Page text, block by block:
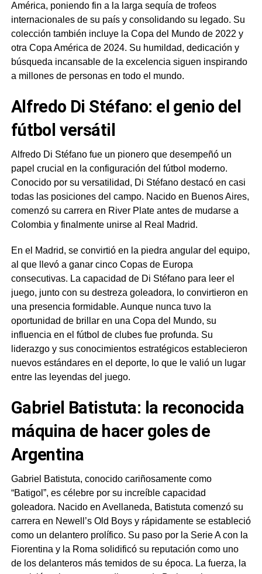
América, poniendo fin a la larga sequía de trofeos
internacionales de su país y consolidando su legado. Su
colección también incluye la Copa del Mundo de 2022 y
otra Copa América de 2024. Su humildad, dedicación y
búsqueda incansable de la excelencia siguen inspirando
a millones de personas en todo el mundo.
Alfredo Di Stéfano: el genio del
fútbol versátil
Alfredo Di Stéfano fue un pionero que desempeñó un
papel crucial en la configuración del fútbol moderno.
Conocido por su versatilidad, Di Stéfano destacó en casi
todas las posiciones del campo. Nacido en Buenos Aires,
comenzó su carrera en River Plate antes de mudarse a
Colombia y finalmente unirse al Real Madrid.
En el Madrid, se convirtió en la piedra angular del equipo,
al que llevó a ganar cinco Copas de Europa
consecutivas. La capacidad de Di Stéfano para leer el
juego, junto con su destreza goleadora, lo convirtieron en
una presencia formidable. Aunque nunca tuvo la
oportunidad de brillar en una Copa del Mundo, su
influencia en el fútbol de clubes fue profunda. Su
liderazgo y sus conocimientos estratégicos establecieron
nuevos estándares en el deporte, lo que le valió un lugar
entre las leyendas del juego.
Gabriel Batistuta: la reconocida
máquina de hacer goles de
Argentina
Gabriel Batistuta, conocido cariñosamente como
“Batigol”, es célebre por su increíble capacidad
goleadora. Nacido en Avellaneda, Batistuta comenzó su
carrera en Newell’s Old Boys y rápidamente se estableció
como un delantero prolífico. Su paso por la Serie A con la
Fiorentina y la Roma solidificó su reputación como uno
de los delanteros más temidos de su época. La fuerza, la